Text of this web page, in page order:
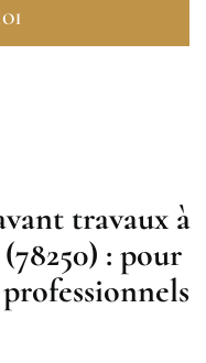
travaux à
: pour